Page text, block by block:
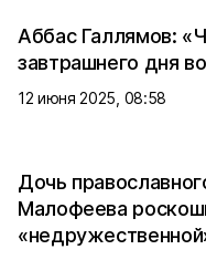
Аббас Галлямов:
завтрашнего дня
12 июня 2025, 08:58
Дочь
Малофеева